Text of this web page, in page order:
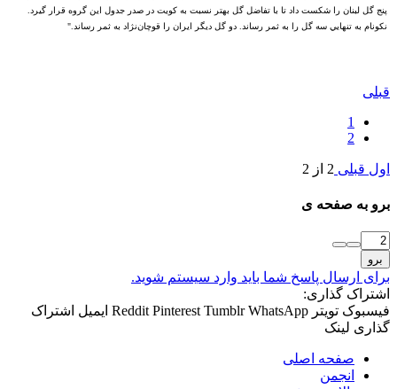
پنج گل لبنان را شکست داد تا با تفاضل گل بهتر نسبت به کويت در صدر جدول اين گروه قرار گيرد.
نکونام به تنهايي سه گل را به ثمر رساند. دو گل ديگر ايران را قوچان‌نژاد به ثمر رساند."
قبلی
1
2
اول قبلی 2 از 2
برو به صفحه ی
برو
برای ارسال پاسخ شما باید وارد سیستم شوید.
اشتراک گذاری:
فیسبوک تویتر Reddit Pinterest Tumblr WhatsApp ایمیل اشتراک
گذاری لینک
صفحه اصلی
انجمن